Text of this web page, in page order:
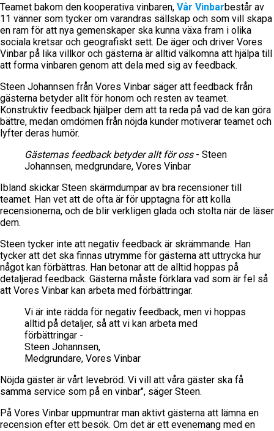
Teamet bakom den kooperativa vinbaren, Vår Vinbarbestår av
11 vänner som tycker om varandras sällskap och som vill skapa
en ram för att nya gemenskaper ska kunna växa fram i olika
sociala kretsar och geografiskt sett. De äger och driver Vores
Vinbar på lika villkor och gästerna är alltid välkomna att hjälpa till
att forma vinbaren genom att dela med sig av feedback.
Steen Johannsen från Vores Vinbar säger att feedback från
gästerna betyder allt för honom och resten av teamet.
Konstruktiv feedback hjälper dem att ta reda på vad de kan göra
bättre, medan omdömen från nöjda kunder motiverar teamet och
lyfter deras humör.
Gästernas feedback betyder allt för oss- Steen
Johannsen, medgrundare, Vores Vinbar
Ibland skickar Steen skärmdumpar av bra recensioner till
teamet. Han vet att de ofta är för upptagna för att kolla
recensionerna, och de blir verkligen glada och stolta när de läser
dem.
Steen tycker inte att negativ feedback är skrämmande. Han
tycker att det ska finnas utrymme för gästerna att uttrycka hur
något kan förbättras. Han betonar att de alltid hoppas på
detaljerad feedback. Gästerna måste förklara vad som är fel så
att Vores Vinbar kan arbeta med förbättringar.
Vi är inte rädda för negativ feedback, men vi hoppas
alltid på detaljer, så att vi kan arbeta med
förbättringar -
Steen Johannsen,
Medgrundare, Vores Vinbar
Nöjda gäster är vårt levebröd. Vi vill att våra gäster ska få
samma service som på en vinbar", säger Steen.
På Vores Vinbar uppmuntrar man aktivt gästerna att lämna en
recension efter ett besök. Om det är ett evenemang med en